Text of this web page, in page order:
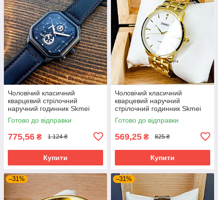
Чоловічий класичний
кварцевий стрілочний
наручний годинник Skmei
1963 BKRG
Готово до відправки
775,56 ₴ 1 124 ₴
Купити
Чоловічий класичний
кварцевий наручний
стрілочний годинник Skmei
1801 SGD
Готово до відправки
569,25 ₴ 825 ₴
Купити
–31% –31%